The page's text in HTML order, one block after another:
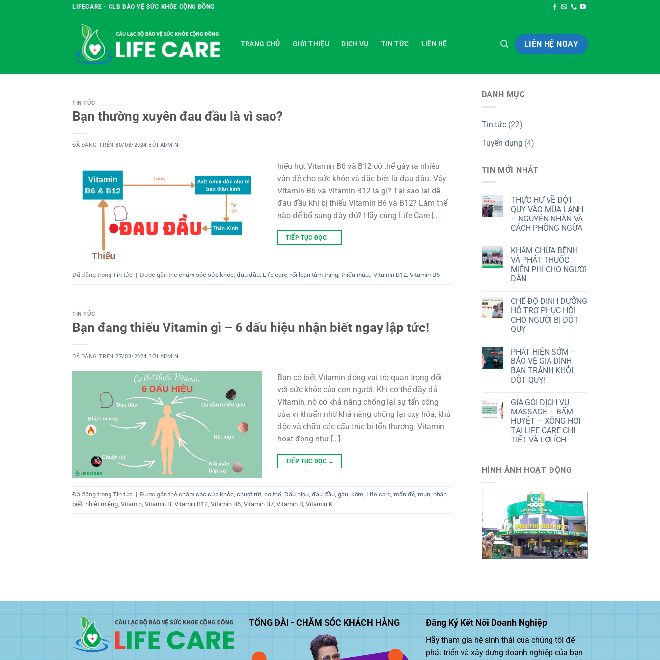
LIFECARE - CLB BẢO VỆ SỨC KHỎE CỘNG ĐỒNG
TRANG CHỦ GIỚI THIỆU DỊCH VỤ TIN TỨC LIÊN HỆ LIÊN HỆ NGAY
TIN TỨC
Bạn thường xuyên đau đầu là vì sao?
ĐÃ ĐĂNG TRÊN30/08/2024 BỞI ADMIN
hiếu hụt Vitamin B6 và B12 có thể gây ra nhiều
vấn đề cho sức khỏe và đặc biệt là đau đầu. Vậy
Vitamin B6 và Vitamin B12 là gì? Tại sao lại dễ
đau đầu khi bị thiếu Vitamin B6 và B12? Làm thế
nào để bổ sung đầy đủ? Hãy cùng Life Care […]
TIẾP TỤC ĐỌC →
Đã đăng trong Tin tức | Được gắn thẻ chăm sóc sức khỏe, đau đầu, Life care, rối loạn tâm trạng, thiếu máu., Vitamin B12, Vitamin B6
TIN TỨC
Bạn đang thiếu Vitamin gì – 6 dấu hiệu nhận biết ngay lập tức!
ĐÃ ĐĂNG TRÊN27/08/2024 BỞI ADMIN
Bạn có biết Vitamin đóng vai trò quan trọng đối
với sức khỏe của con người. Khi cơ thể đầy đủ
Vitamin, nó có khả năng chống lại sự tấn công
của vi khuẩn nhờ khả năng chống lại oxy hóa, khử
độc và chữa các cấu trúc bị tổn thương. Vitamin
hoạt động như […]
TIẾP TỤC ĐỌC →
Đã đăng trong Tin tức | Được gắn thẻ chăm sóc sức khỏe, chuột rút, cơ thể, Dấu hiệu, đau đầu, gàu, kẽm, Life care, mẩn đỏ, mụn, nhận
biết, nhiệt miệng, Vitamin, Vitamin B, Vitamin B12, Vitamin B6, Vitamin B7, Vitamin D, Vitamin K
DANH MỤC
Tin tức(22)
Tuyển dụng (4)
TIN MỚI NHẤT
THỰC HƯ VỀ ĐỘT
QUỴ VÀO MÙA LẠNH
– NGUYÊN NHÂN VÀ
CÁCH PHÒNG NGỪA
KHÁM CHỮA BỆNH
VÀ PHÁT THUỐC
MIỄN PHÍ CHO NGƯỜI
DÂN
CHẾ ĐỘ DINH DƯỠNG
HỖ TRỢ PHỤC HỒI
CHO NGƯỜI BỊ ĐỘT
QUỴ
PHÁT HIỆN SỚM –
BẢO VỆ GIA ĐÌNH
BẠN TRÁNH KHỎI
ĐỘT QUỴ!
GIÁ GÓI DỊCH VỤ
MASSAGE – BẤM
HUYỆT – XÔNG HƠI
TẠI LIFE CARE CHI
TIẾT VÀ LỢI ÍCH
HÌNH ẢNH HOẠT ĐỘNG
TỔNG ĐÀI - CHĂM SÓC KHÁCH HÀNG Đăng Ký Kết Nối Doanh Nghiệp
Hãy tham gia hệ sinh thái của chúng tôi để
phát triển và xây dựng doanh nghiệp của bạn